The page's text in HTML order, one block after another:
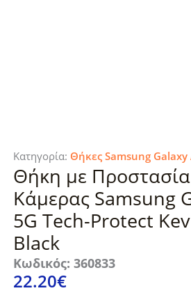
Κατηγορία: Θήκες Samsung Galaxy
Θήκη με
Κάμερας Samsung
5G Tech-Protect
Black
Κωδικός: 360833
22.20€